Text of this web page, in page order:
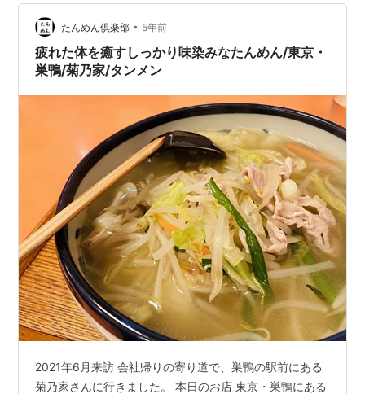
文しました。 テーブルが数セットとカウンターが数席
（なんて雑なんだ笑）、先客はそこそこ。 メニュー 食堂
系のたんめんはどういうものが出てくるのか読めないの
で、心をフラットにして待…
たんめん倶楽部 • 5年前
疲れた体を癒すしっかり味染みなたんめん/東京・
巣鴨/菊乃家/タンメン
2021年6月来訪 会社帰りの寄り道で、巣鴨の駅前にある
菊乃家さんに行きました。 本日のお店 東京・巣鴨にある